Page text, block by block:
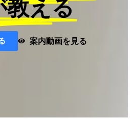
教える
案内動画を見る